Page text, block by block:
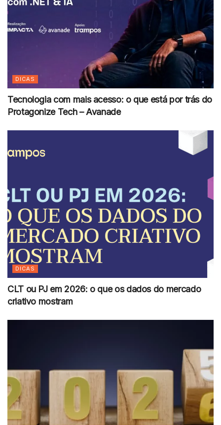
DICAS
Tecnologia com mais acesso: o que está por trás do
Protagonize Tech – Avanade
DICAS
CLT ou PJ em 2026: o que os dados do mercado
criativo mostram